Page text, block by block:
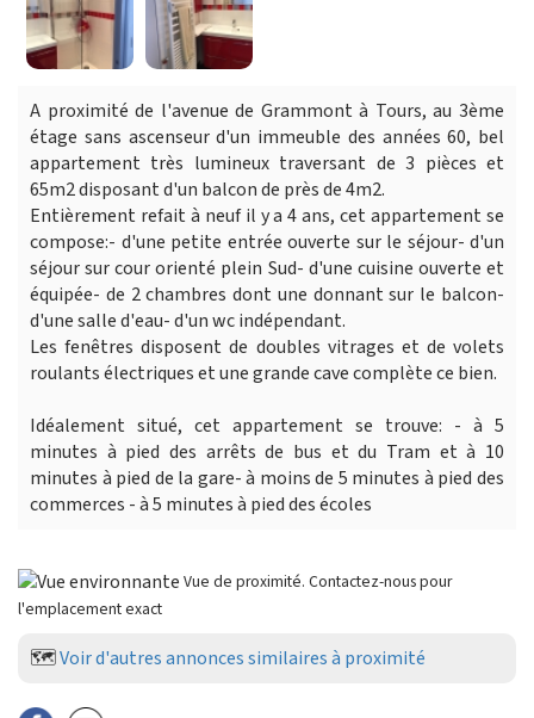
A proximité de l'avenue de Grammont à Tours, au 3ème
étage sans ascenseur d'un immeuble des années 60, bel
appartement très lumineux traversant de 3 pièces et
65m2 disposant d'un balcon de près de 4m2.
Entièrement refait à neuf il y a 4 ans, cet appartement se
compose:- d'une petite entrée ouverte sur le séjour- d'un
séjour sur cour orienté plein Sud- d'une cuisine ouverte et
équipée- de 2 chambres dont une donnant sur le balcon-
d'une salle d'eau- d'un wc indépendant.
Les fenêtres disposent de doubles vitrages et de volets
roulants électriques et une grande cave complète ce bien.
Idéalement situé, cet appartement se trouve: - à 5
minutes à pied des arrêts de bus et du Tram et à 10
minutes à pied de la gare- à moins de 5 minutes à pied des
commerces - à 5 minutes à pied des écoles
Vue de proximité. Contactez-nous pour
l'emplacement exact
🗺️Voir d'autres annonces similaires à proximité